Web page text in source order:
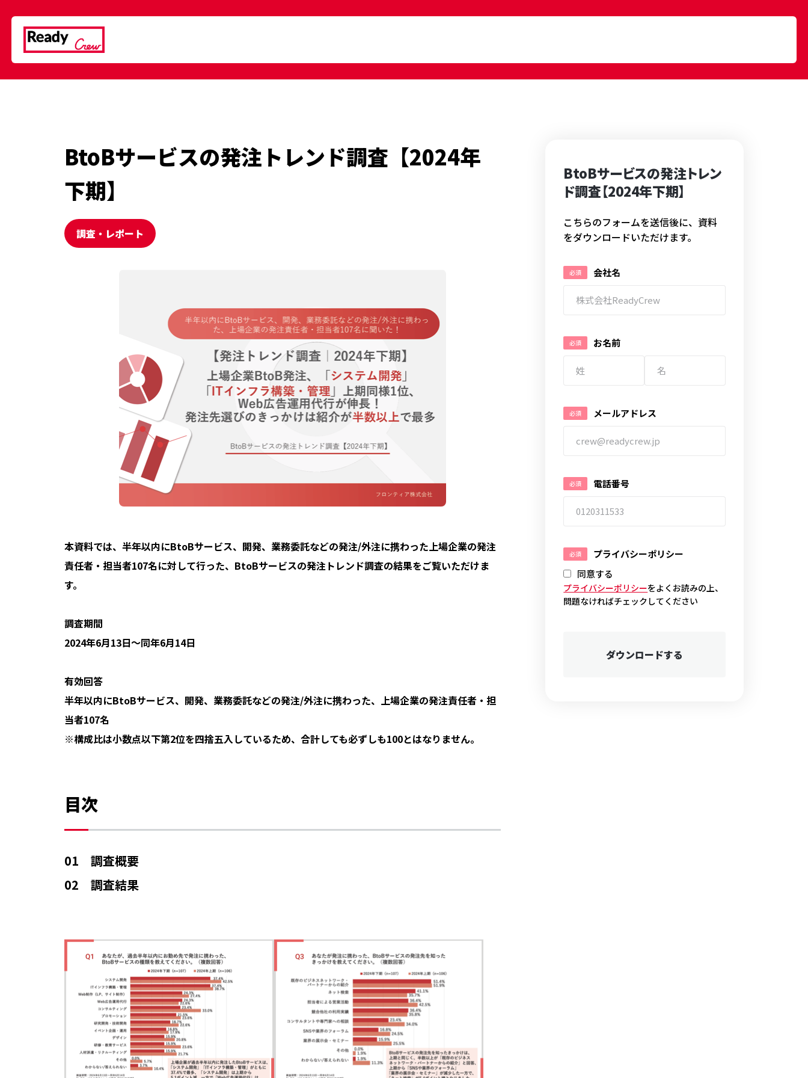
BtoBサービスの発注トレンド調査【2024年
下期】
調査・レポート
本資料では、半年以内にBtoBサービス、開発、業務委託などの発注/外注に携わった上場企業の発注
責任者・担当者107名に対して行った、BtoBサービスの発注トレンド調査の結果をご覧いただけま
す。
調査期間
2024年6月13日〜同年6月14日
有効回答
半年以内にBtoBサービス、開発、業務委託などの発注/外注に携わった、上場企業の発注責任者・担
当者107名
※構成比は小数点以下第2位を四捨五入しているため、合計しても必ずしも100とはなりません。
目次
01 調査概要
02 調査結果
BtoBサービスの発注トレン
ド調査【2024年下期】
こちらのフォームを送信後に、資料
をダウンロードいただけます。
会社名
お名前
メールアドレス
電話番号
プライバシーポリシー
同意する
プライバシーポリシーをよくお読みの上、
問題なければチェックしてください
ダウンロードする